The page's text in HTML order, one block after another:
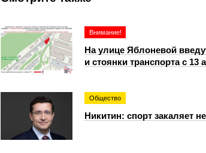
Внимание!
На улице Яблоневой
и стоянки транспорта с 13
Общество
Никитин: спорт закаляет